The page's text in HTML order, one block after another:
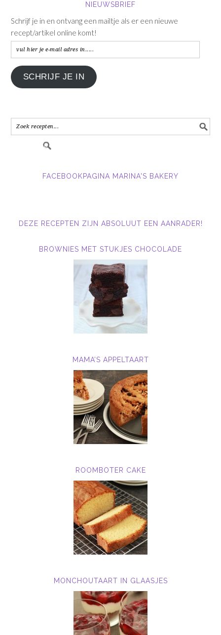
NIEUWSBRIEF
Schrijf je in en ontvang een mailtje als er een nieuwe
recept/artikel online komt!
vul
hier
je
e-
in.....
SCHRIJF JE IN
FACEBOOKPAGINA MARINA'S BAKERY
DEZE RECEPTEN ZIJN ABSOLUUT EEN AANRADER!
BROWNIES MET STUKJES CHOCOLADE
MAMA’S APPELTAART
ROOMBOTER CAKE
MONCHOUTAART IN GLAASJES